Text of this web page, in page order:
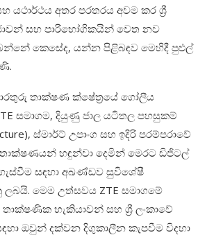
යථාර්ථය අතර පරතරය අවම කර ශ්
සහ පාරිභෝගිකයින් වෙත නව
කෙසේද, යන්න පිළිබඳව මෙහිදී පුළුල්
.
තාක්ෂණ ක්ෂේත්රයේ ගෝලීය
සමාගම, දියුණු ජාල යටිතල පහසුකම්
ස්මාර්ට් උපාංග සහ ඉදිරි පරම්පරාවේ
තාක්ෂණයන් හඳුන්වා දෙමින් මෙරට ඩිජිටල්
සඳහා අඛණ්ඩව සුවිශේෂී
ලබයි. මෙම උත්සවය ZTE සමාගමේ
තාක්ෂණික හැකියාවන් සහ ශ් ලංකාවේ
ඔවුන් දක්වන දිගුකාලීන කැපවීම විදහා